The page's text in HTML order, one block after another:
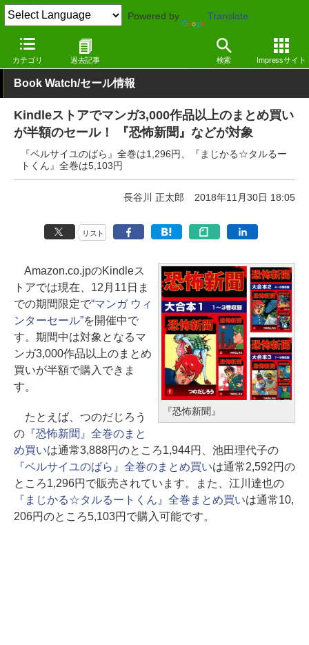
Powered by Translate
カテゴリ 過去記事 検索 Impressサイト
窓の杜 電子書籍・本
Book Watch/セール情報
Kindleストアでマンガ3,000作品以上のまとめ買い
が半額のセール！ 『恐怖新聞』などが対象
『ベルサイユのばら』全巻は1,296円、『まじかる☆タルるー
トくん』全巻は5,103円
長谷川 正太郎 2018年11月30日 18:05
リスト
『恐怖新聞』
Amazon.co.jpのKindleス
トアでは現在、12月11日ま
での期間限定で“マンガ ウィ
ンターセール”を開催中で
す。期間中は対象となるマ
ンガ3,000作品以上のまとめ
買いが半額で購入できま
す。
たとえば、つのだじろう
の 『恐怖新聞』全巻のまと
め買いは通常3,888円のところ1,944円、池田理代子の
『ベルサイユのばら』全巻のまとめ買いは通常2,592円の
ところ1,296円で販売されています。また、江川達也の
『まじかる☆タルるートくん』全巻まとめ買いは通常10,
206円のところ5,103円で購入可能です。